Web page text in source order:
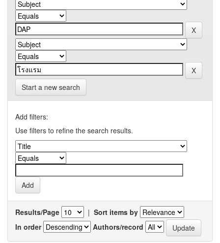
Start a new search
Add filters:
Use filters to refine the search results.
Results/Page | Sort items by
In order
Authors/record